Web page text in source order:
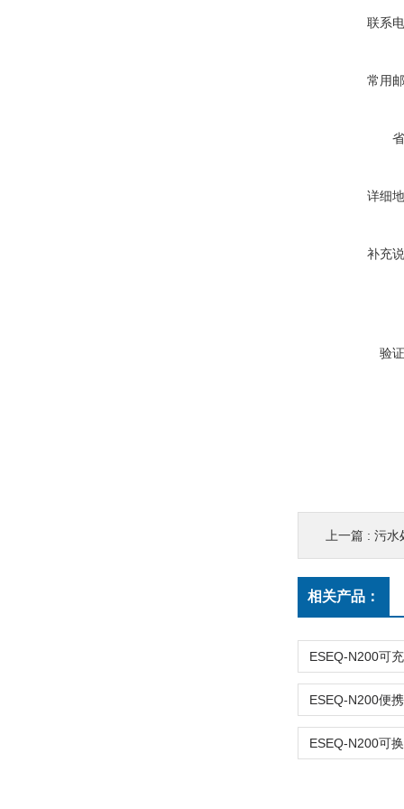
联系
常用
详细
补充
验
上一篇 : 污水
相关产品：